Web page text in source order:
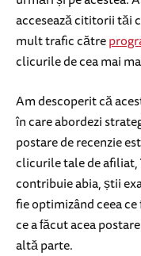
accesează cititorii tăi
mult trafic către
clicurile de cea mai
Am descoperit că
în care abordezi
postare de recenzie
clicurile tale de afiliat,
contribuie abia, știi
fie optimizând ceea
ce a făcut acea
altă parte.